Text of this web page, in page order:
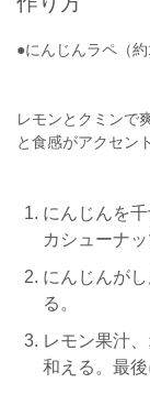
●にんじんラペ（約
レモンとクミンで
と食感がアクセン
にんじんを
カシューナッ
にんじんが
る。
レモン果汁
和える。最